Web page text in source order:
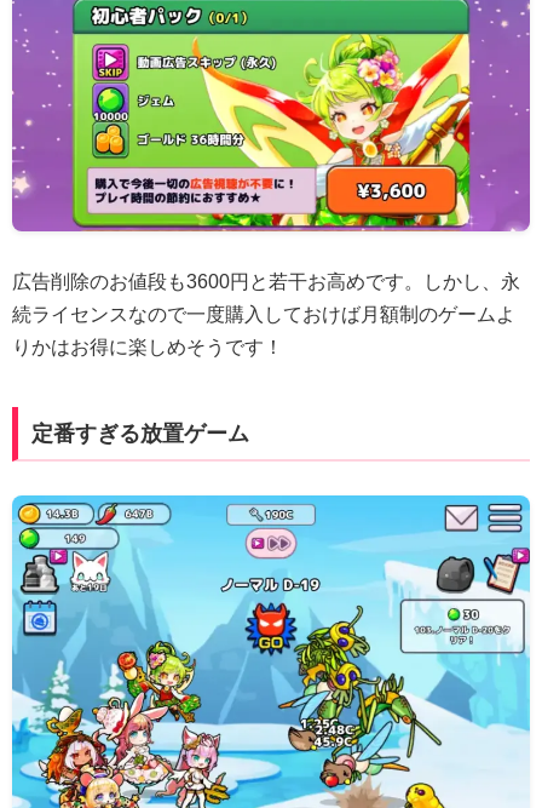
広告削除のお値段も3600円と若干お高めです。しかし、永
続ライセンスなので一度購入しておけば月額制のゲームよ
りかはお得に楽しめそうです！
定番すぎる放置ゲーム